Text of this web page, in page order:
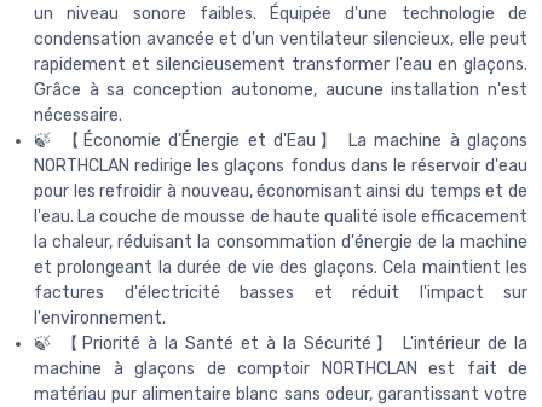
un niveau sonore faibles. Équipée d'une technologie de
condensation avancée et d'un ventilateur silencieux, elle peut
rapidement et silencieusement transformer l'eau en glaçons.
Grâce à sa conception autonome, aucune installation n'est
nécessaire.
🍃 【Économie d'Énergie et d'Eau】 La machine à glaçons
NORTHCLAN redirige les glaçons fondus dans le réservoir d'eau
pour les refroidir à nouveau, économisant ainsi du temps et de
l'eau. La couche de mousse de haute qualité isole efficacement
la chaleur, réduisant la consommation d'énergie de la machine
et prolongeant la durée de vie des glaçons. Cela maintient les
factures d'électricité basses et réduit l'impact sur
l'environnement.
🍃 【Priorité à la Santé et à la Sécurité】 L'intérieur de la
machine à glaçons de comptoir NORTHCLAN est fait de
matériau pur alimentaire blanc sans odeur, garantissant votre